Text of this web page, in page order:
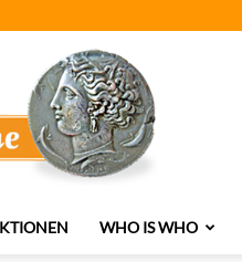
WHO IS WHO